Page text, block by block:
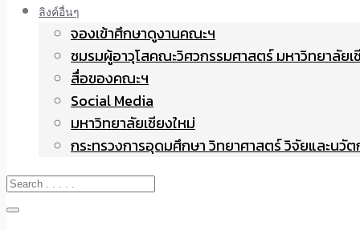
ลิงค์อื่นๆ
จองเข้าศึกษาดูงานคณะฯ
ชมรมผู้อาวุโสคณะวิศวกรรมศาสตร์ มหาวิทยาลัยเ
สื่อของคณะฯ
Social Media
มหาวิทยาลัยเชียงใหม่
กระทรวงการอุดมศึกษา วิทยาศาสตร์ วิจัยและนวั